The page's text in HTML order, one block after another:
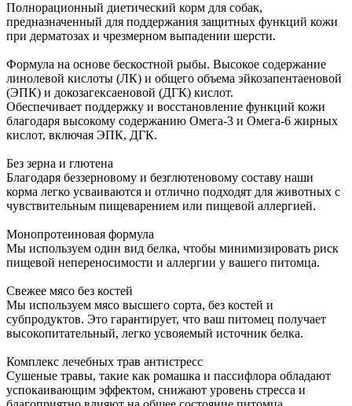
Полнорационный диетический корм для собак,
предназначенный для поддержания защитных функций кожи
при дерматозах и чрезмерном выпадении шерсти.
Формула на основе бескостной рыбы. Высокое содержание
линолевой кислоты (ЛК) и общего объема эйкозапентаеновой
(ЭПК) и докозагексаеновой (ДГК) кислот.
Обеспечивает поддержку и восстановление функций кожи
благодаря высокому содержанию Омега-3 и Омега-6 жирных
кислот, включая ЭПК, ДГК.
Без зерна и глютена
Благодаря беззерновому и безглютеновому составу наши
корма легко усваиваются и отлично подходят для животных с
чувствительным пищеварением или пищевой аллергией.
Монопротеиновая формула
Мы используем один вид белка, чтобы минимизировать риск
пищевой непереносимости и аллергии у вашего питомца.
Свежее мясо без костей
Мы используем мясо высшего сорта, без костей и
субпродуктов. Это гарантирует, что ваш питомец получает
высокопитательный, легко усвояемый источник белка.
Комплекс лечебных трав антистресс
Сушеные травы, такие как ромашка и пассифлора обладают
успокаивающим эффектом, снижают уровень стресса и